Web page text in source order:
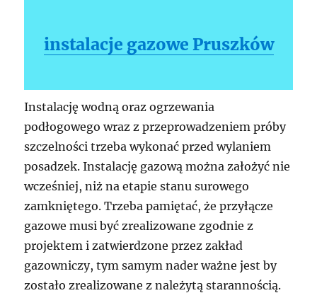
instalacje gazowe Pruszków
Instalację wodną oraz ogrzewania
podłogowego wraz z przeprowadzeniem próby
szczelności trzeba wykonać przed wylaniem
posadzek. Instalację gazową można założyć nie
wcześniej, niż na etapie stanu surowego
zamkniętego. Trzeba pamiętać, że przyłącze
gazowe musi być zrealizowane zgodnie z
projektem i zatwierdzone przez zakład
gazowniczy, tym samym nader ważne jest by
zostało zrealizowane z należytą starannością.